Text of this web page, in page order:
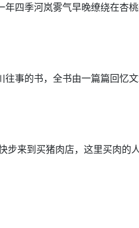
四季河岚雾气早晚缭绕在杏
事的书，全书由一篇篇回忆
步来到买猪肉店，这里买肉的